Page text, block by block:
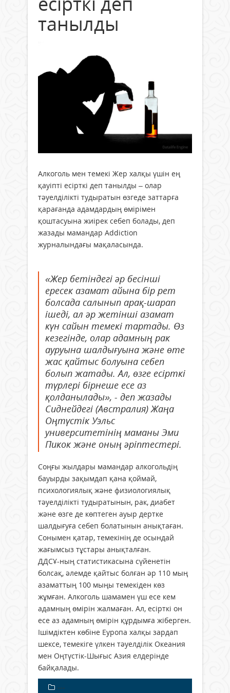
танылды
Алкоголь мен темекі Жер халқы үшін ең
қауіпті есірткі деп танылды – олар
тәуелділікті тудыратын өзгеде заттарға
қарағанда адамдардың өмірімен
қоштасуына жиірек себеп болады, деп
жазады мамандар Addiction
журналындағы мақаласында.
«Жер бетіндегі әр бесінші
ересек азамат айына бір рет
болсада салынып арақ-шарап
ішеді, ал әр жетінші азамат
күн сайын темекі тартады. Өз
кезегінде, олар адамның рак
ауруына шалдығуына және өте
жас қайтыс болуына себеп
болып жатады. Ал, өзге есірткі
түрлері бірнеше есе аз
қолданылады», - деп жазады
Сиднейдегі (Австралия) Жаңа
Оңтүстік Уэльс
университетінің маманы Эми
Пикок және оның әріптестері.
Соңғы жылдары мамандар алкогольдің
бауырды зақымдап қана қоймай,
психологиялық және физиологиялық
тәуелділікті тудыратынын, рак, диабет
және өзге де көптеген ауыр дертке
шалдығуға себеп болатынын анықтаған.
Сонымен қатар, темекінің де осындай
жағымсыз тұстары анықталған.
ДДСҰ-ның статистикасына сүйенетін
болсақ, әлемде қайтыс болған әр 110 мың
азаматтың 100 мыңы темекіден көз
жұмған. Алкоголь шамамен үш есе кем
адамның өмірін жалмаған. Ал, есірткі он
есе аз адамның өмірін құрдымға жіберген.
Ішімдіктен көбіне Еуропа халқы зардап
шексе, темекіге үлкен тәуелділік Океания
мен Оңтүстік-Шығыс Азия елдерінде
байқалады.
---